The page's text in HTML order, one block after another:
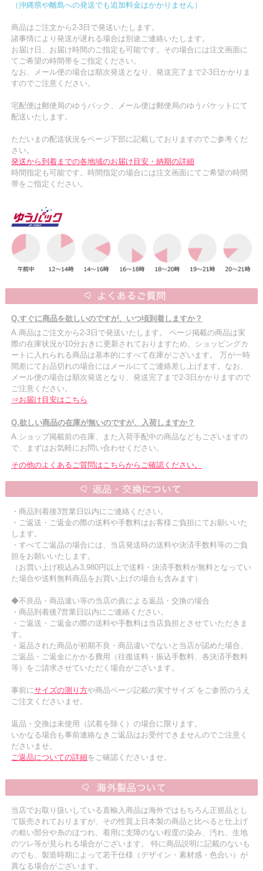
（沖縄県や離島への発送でも追加料金はかかりません）
商品はご注文から2-3日で発送いたします。
諸事情により発送が遅れる場合は別途ご連絡いたします。
お届け日、お届け時間のご指定も可能です。その場合には注文画面に
てご希望の時間帯をご指定ください。
なお、メール便の場合は順次発送となり、発送完了まで2-3日かかりま
すのでご注意ください。
宅配便は郵便局のゆうパック、メール便は郵便局のゆうパケットにて
配送いたします。
ただいまの配送状況をページ下部に記載しておりますのでご参考くだ
さい。
発送から到着までの各地域のお届け目安・納期の詳細
時間指定も可能です。時間指定の場合には注文画面にてご希望の時間
帯をご指定ください。
Q.すぐに商品を欲しいのですが、いつ頃到着しますか？
A.商品はご注文から2-3日で発送いたします。 ページ掲載の商品は実
際の在庫状況が10分おきに更新されておりますため、ショッピングカ
ートに入れられる商品は基本的にすべて在庫がございます。 万が一時
間差にてお品切れの場合にはメールにてご連絡差し上げます。なお、
メール便の場合は順次発送となり、発送完了まで2-3日かかりますので
ご注意ください。
⇒お届け目安はこちら
Q.欲しい商品の在庫が無いのですが、入荷しますか？
A.ショップ掲載前の在庫、また入荷手配中の商品などもございますの
で、まずはお気軽にお問い合わせください。
その他のよくあるご質問はこちらからご確認ください。
・商品到着後3営業日以内にご連絡ください。
・ご返送・ご返金の際の送料や手数料はお客様ご負担にてお願いいた
します。
・すべてご返品の場合には、当店発送時の送料や決済手数料等のご負
担をお願いいたします。
（お買い上げ税込み3,980円以上で送料・決済手数料が無料となってい
た場合や送料無料商品をお買い上げの場合も含みます）
◆不良品・商品違い等の当店の責による返品・交換の場合
・商品到着後7営業日以内にご連絡ください。
・ご返送・ご返金の際の送料や手数料は当店負担とさせていただきま
す。
・返品された商品が初期不良・商品違いでないと当店が認めた場合、
ご返品・ご返金にかかる費用（往復送料・振込手数料、各決済手数料
等）をご請求させていただく場合がございます。
事前にサイズの測り方や商品ページ記載の実寸サイズ をご参照のうえ
ご注文くださいませ。
返品・交換は未使用（試着を除く）の場合に限ります。
いかなる場合も事前連絡なきご返品はお受付できませんのでご注意く
ださいませ。
ご返品についての詳細をご確認くださいませ。
当店でお取り扱いしている直輸入商品は海外ではもちろん正規品とし
て販売されておりますが、その性質上日本製の商品と比べると仕上げ
の粗い部分や糸のほつれ、着用に支障のない程度の染み、汚れ、生地
のツレ等が見られる場合がございます。 特に商品説明に記載のないも
のでも、製造時期によって若干仕様（デザイン・素材感・色合い）が
異なる場合がございます。